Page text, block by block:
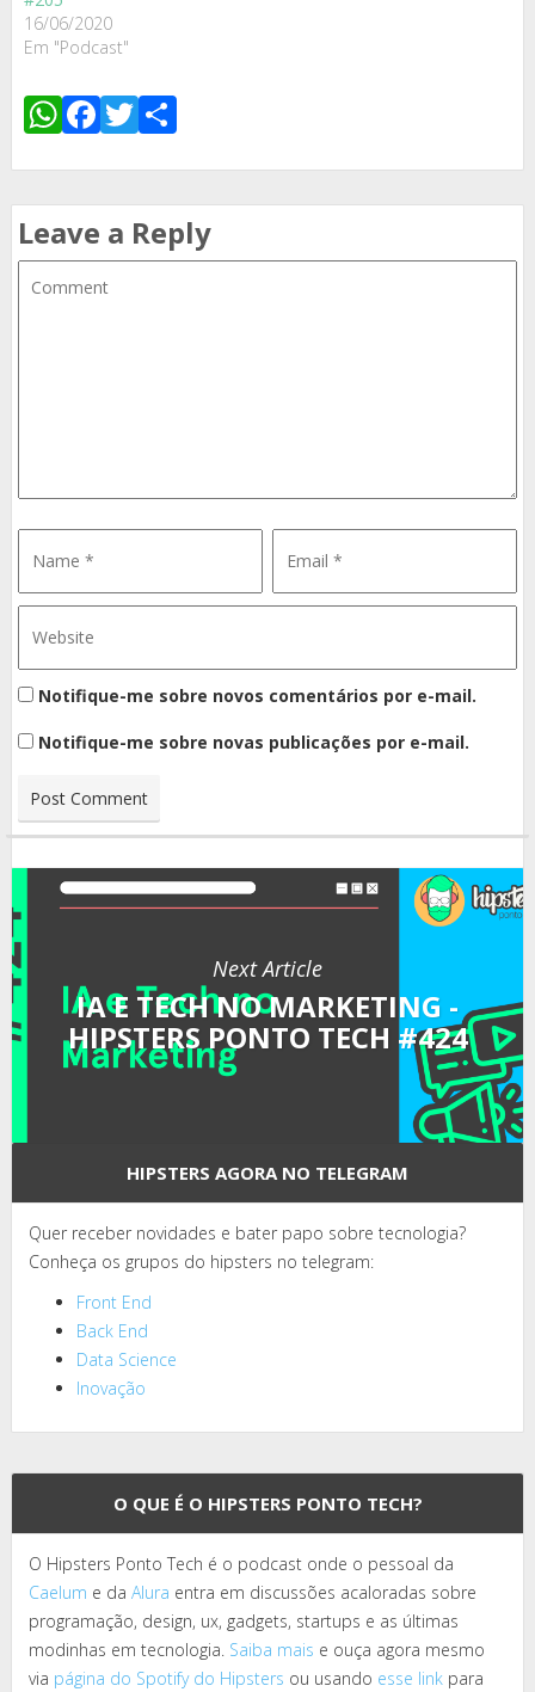
16/06/2020
Em "Podcast"
WhatsApp
Facebook
Twitter
Leave a Reply
Notifique-me sobre novos comentários por e-mail.
Notifique-me sobre novas publicações por e-mail.
Next Article
IA E TECH NO MARKETING -
HIPSTERS PONTO TECH #424
HIPSTERS AGORA NO TELEGRAM
Quer receber novidades e bater papo sobre tecnologia?
Conheça os grupos do hipsters no telegram:
Front End
Back End
Data Science
Inovação
O QUE É O HIPSTERS PONTO TECH?
O Hipsters Ponto Tech é o podcast onde o pessoal da
Caelum e da Alura entra em discussões acaloradas sobre
programação, design, ux, gadgets, startups e as últimas
modinhas em tecnologia. Saiba mais e ouça agora mesmo
via página do Spotify do Hipsters ou usando esse link para